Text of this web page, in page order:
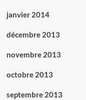
janvier 2014
décembre 2013
novembre 2013
octobre 2013
septembre 2013